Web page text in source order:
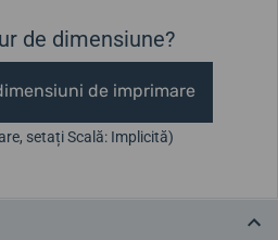
de dimensiune?
de imprimare
setați Scală: Implicită)